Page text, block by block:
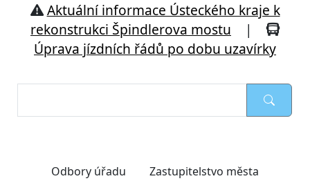
Aktuální informace Ústeckého kraje k
rekonstrukci Špindlerova mostu |
Úprava jízdních řádů po dobu uzavírky
Odbory úřadu Zastupitelstvo města